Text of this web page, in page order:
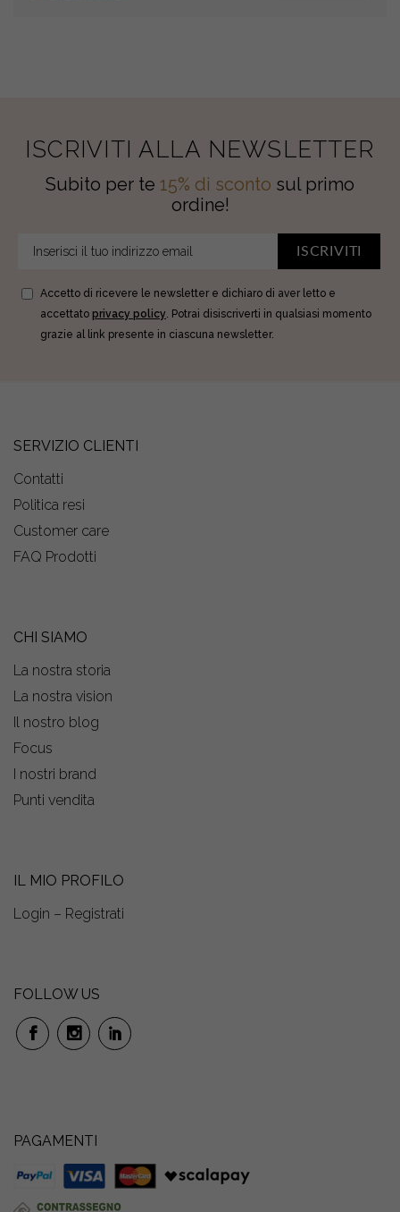
ISCRIVITI ALLA NEWSLETTER
Subito per te 15% di sconto sul primo
ordine!
ISCRIVITI
Accetto di ricevere le newsletter e dichiaro di aver letto e
accettato privacy policy. Potrai disiscriverti in qualsiasi momento
grazie al link presente in ciascuna newsletter.
SERVIZIO CLIENTI
Contatti
Politica resi
Customer care
FAQ Prodotti
CHI SIAMO
La nostra storia
La nostra vision
Il nostro blog
Focus
I nostri brand
Punti vendita
IL MIO PROFILO
Login – Registrati
FOLLOW US
PAGAMENTI